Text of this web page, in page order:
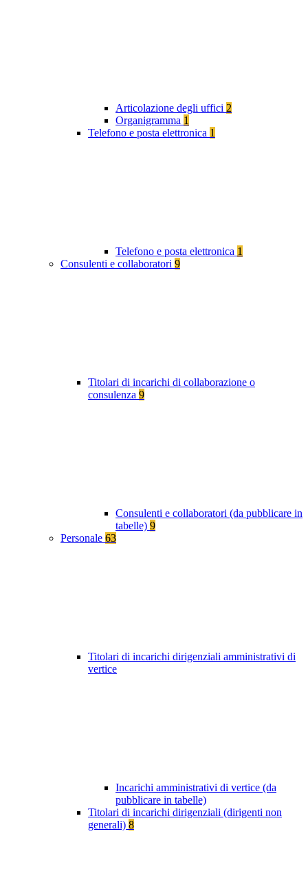
Articolazione degli uffici 2
Organigramma 1
Telefono e posta elettronica 1
Telefono e posta elettronica 1
Consulenti e collaboratori 9
Titolari di incarichi di collaborazione o
consulenza 9
Consulenti e collaboratori (da pubblicare in
tabelle) 9
Personale 63
Titolari di incarichi dirigenziali amministrativi di
vertice
Incarichi amministrativi di vertice (da
pubblicare in tabelle)
Titolari di incarichi dirigenziali (dirigenti non
generali) 8